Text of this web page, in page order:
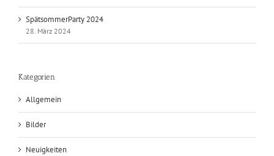
SpätsommerParty 2024
28. März 2024
Kategorien
Allgemein
Bilder
Neuigkeiten